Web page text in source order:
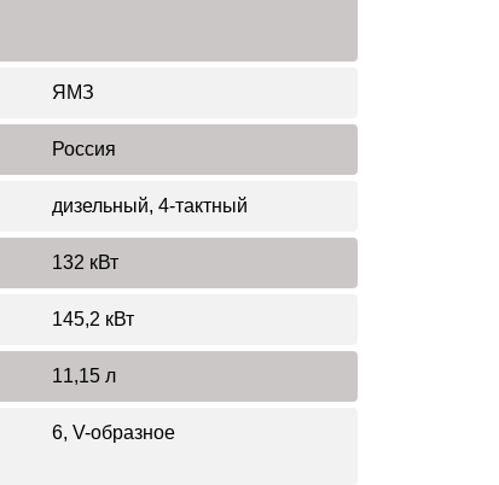
ЯМЗ
Россия
дизельный, 4-тактный
132 кВт
145,2 кВт
11,15 л
6, V-образное